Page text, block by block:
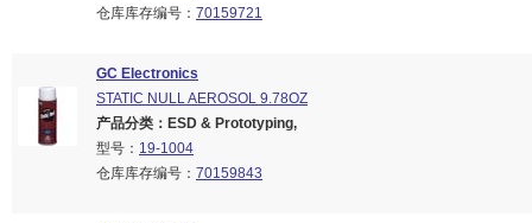
仓库库存编号： 70159721
GC Electronics
STATIC NULL AEROSOL 9.78OZ
产品分类：ESD & Prototyping,
型号： 19-1004
仓库库存编号： 70159843